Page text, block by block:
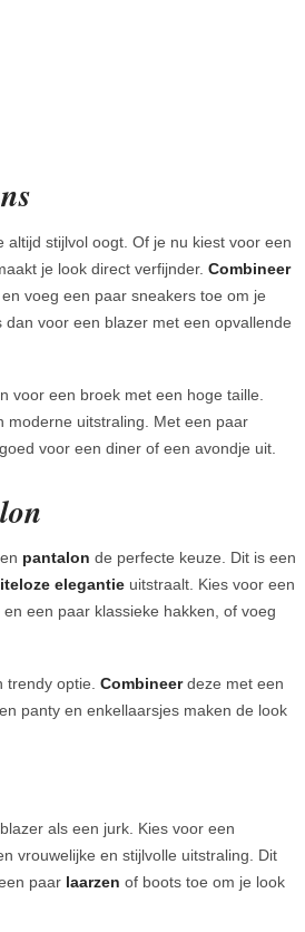
altijd stijlvol oogt. Of je nu kiest voor een
je look direct verfijnder. Combineer
voeg een paar sneakers toe om je
voor een blazer met een opvallende
voor een broek met een hoge taille.
moderne uitstraling. Met een paar
voor een diner of een avondje uit.
pantalon de perfecte keuze. Dit is een
elegantie uitstraalt. Kies voor een
en een paar klassieke hakken, of voeg
optie. Combineerdeze met een
panty en enkellaarsjes maken de look
als een jurk. Kies voor een
vrouwelijke en stijlvolle uitstraling. Dit
paar laarzen of boots toe om je look